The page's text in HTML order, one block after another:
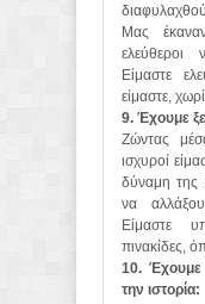
Μας
Είμαστε
είμαστε,
9. Έχουμε
Ζώντας
ισχυροί
δύναμη της
να
Είμαστε
πινακίδες,
10. Έχουμε
την ιστορία: